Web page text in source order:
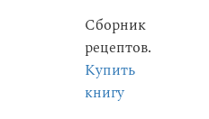
Сборник
рецептов.
Купить
книгу